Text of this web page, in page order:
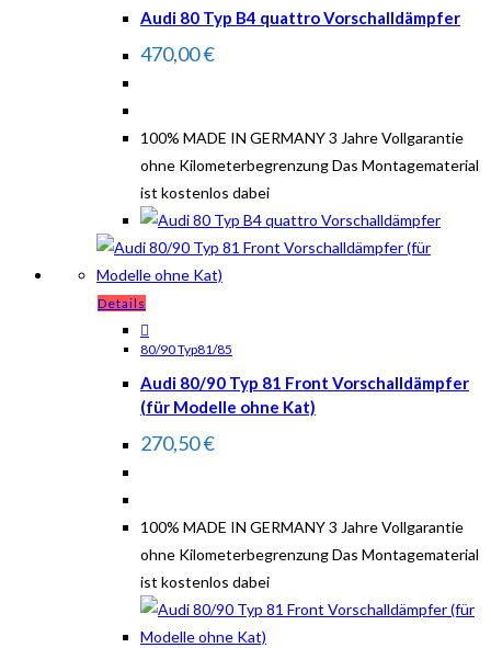
Audi 80 Typ B4 quattro Vorschalldämpfer
470,00€
100% MADE IN GERMANY 3 Jahre Vollgarantie
ohne Kilometerbegrenzung Das Montagematerial
ist kostenlos dabei
Details
80/90 Typ81/85
Audi 80/90 Typ 81 Front Vorschalldämpfer
(für Modelle ohne Kat)
270,50€
100% MADE IN GERMANY 3 Jahre Vollgarantie
ohne Kilometerbegrenzung Das Montagematerial
ist kostenlos dabei